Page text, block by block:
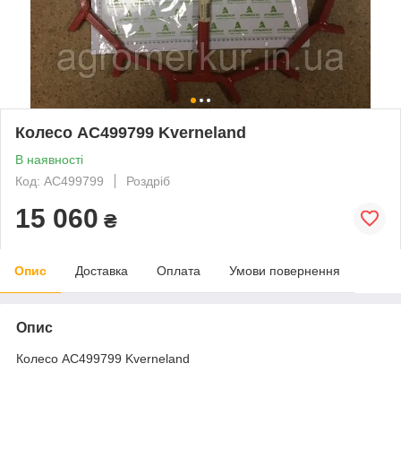
Колесо AC499799 Kverneland
В наявності
Код: AC499799
Роздріб
15 060 ₴
Опис Доставка Оплата Умови повернення
Опис
Колесо AC499799 Kverneland